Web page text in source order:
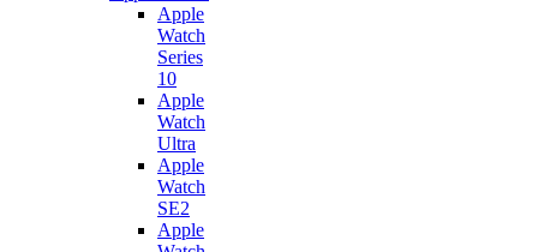
Apple
Watch
Series
10
Apple
Watch
Ultra
Apple
Watch
SE2
Apple